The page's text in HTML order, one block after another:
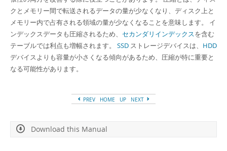
クとメモリー間で転送されるデータの量が少なくなり、ディスク上と
メモリー内で占有される領域の量が少なくなることを意味します。 イ
ンデックスデータも圧縮されるため、 セカンダリインデックスを含む
テーブルでは利点も増幅されます。 SSD ストレージデバイスは、 HDD
デバイスよりも容量が小さくなる傾向があるため、圧縮が特に重要と
なる可能性があります。
PREV HOME UP NEXT
Download this Manual